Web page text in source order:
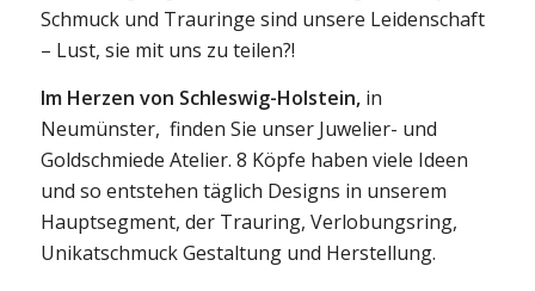
(Rollstuhlgeeignet,Barrierefrei, Dogs friendly)
Schmuck und Trauringe sind unsere Leidenschaft
Im Herzen von Schleswig-Holstein,in
Neumünster, finden Sie unser Juwelier- und
Goldschmiede Atelier. 8 Köpfe haben viele Ideen
und so entstehen täglich Designs in unserem
Hauptsegment, der Trauring, Verlobungsring,